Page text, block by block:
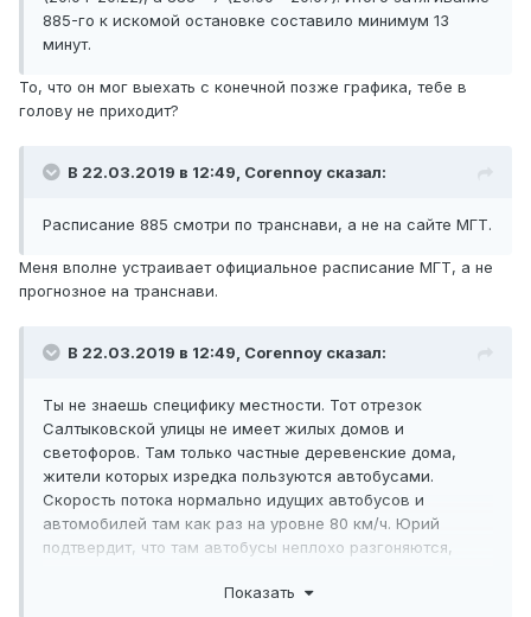
885-го к искомой остановке составило минимум 13
минут.
То, что он мог выехать с конечной позже графика, тебе в
голову не приходит?
В 22.03.2019 в 12:49, Corennoy сказал:
Расписание 885 смотри по транснави, а не на сайте МГТ.
Меня вполне устраивает официальное расписание МГТ, а не
прогнозное на транснави.
В 22.03.2019 в 12:49, Corennoy сказал:
Ты не знаешь специфику местности. Тот отрезок
Салтыковской улицы не имеет жилых домов и
светофоров. Там только частные деревенские дома,
жители которых изредка пользуются автобусами.
Скорость потока нормально идущих автобусов и
автомобилей там как раз на уровне 80 км/ч. Юрий
подтвердит, что там автобусы неплохо разгоняются,
Показать